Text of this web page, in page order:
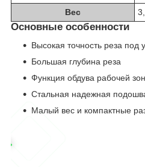
Вес
Основные особенности
Высокая точность реза под
Большая глубина реза
Функция обдува рабочей
Стальная надежная
Малый вес и компактные